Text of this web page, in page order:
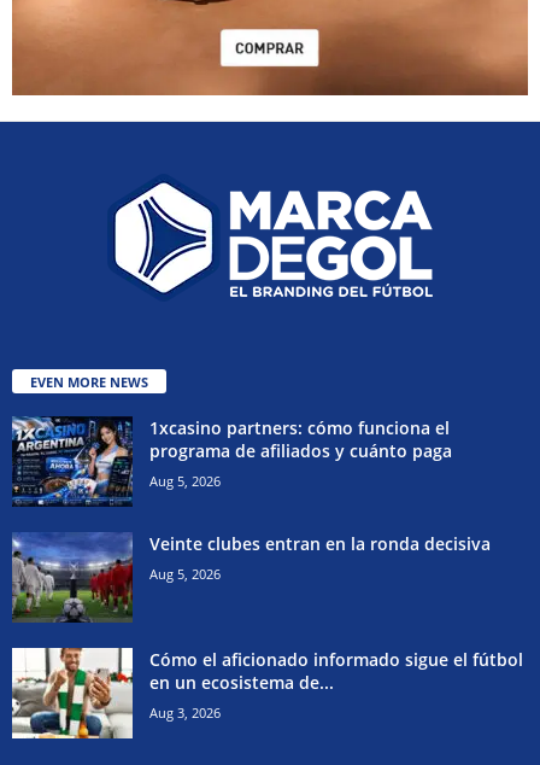
EVEN MORE NEWS
1xcasino partners: cómo funciona el
programa de afiliados y cuánto paga
Aug 5, 2026
Veinte clubes entran en la ronda decisiva
Aug 5, 2026
Cómo el aficionado informado sigue el fútbol
en un ecosistema de...
Aug 3, 2026